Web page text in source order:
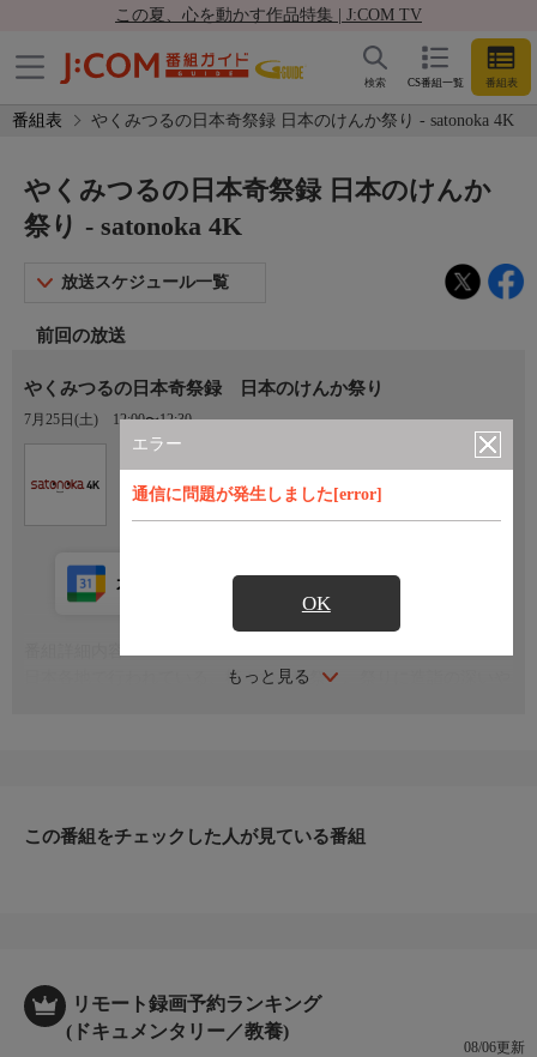
この夏、心を動かす作品特集 | J:COM TV
CS番組一覧 番組表
検索
番組表 やくみつるの日本奇祭録 日本のけんか祭り - satonoka 4K
エラー
通信に問題が発生しました[error]
OK
やくみつるの日本奇祭録 日本のけんか
祭り - satonoka 4K
放送スケジュール一覧
前回の放送
やくみつるの日本奇祭録 日本のけんか祭り
7月25日(土) 12:00〜12:30
もっと見る
カレンダー登録 アプリ視聴
日本各地で行われている、様々な「奇祭」。祭りに造詣の深いや
この番組をチェックした人が見ている番組
リモート録画予約ランキング
(ドキュメンタリー／教養)
08/06更新